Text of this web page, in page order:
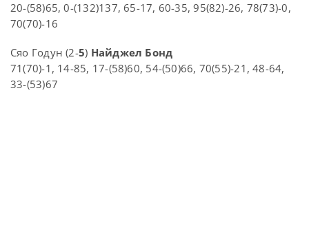
20-(58)65, 0-(132)137, 65-17, 60-35, 95(82)-26, 78(73)-0,
70(70)-16
Сяо Годун (2-5) Найджел Бонд
71(70)-1, 14-85, 17-(58)60, 54-(50)66, 70(55)-21, 48-64,
33-(53)67